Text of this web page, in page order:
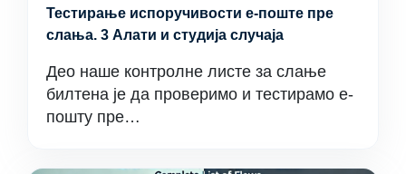
Тестирање испоручивости е-поште пре
слања. 3 Алати и студија случаја
Део наше контролне листе за слање
билтена је да проверимо и тестирамо е-
пошту пре…